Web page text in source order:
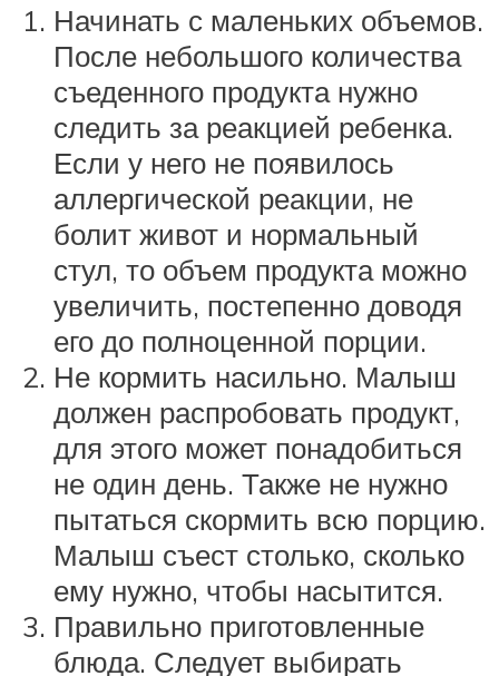
Начинать с маленьких объемов.
После небольшого количества
съеденного продукта нужно
следить за реакцией ребенка.
Если у него не появилось
аллергической реакции, не
болит живот и нормальный
стул, то объем продукта можно
увеличить, постепенно доводя
его до полноценной порции.
Не кормить насильно. Малыш
должен распробовать продукт,
для этого может понадобиться
не один день. Также не нужно
пытаться скормить всю порцию.
Малыш съест столько, сколько
ему нужно, чтобы насытится.
Правильно приготовленные
блюда. Следует выбирать